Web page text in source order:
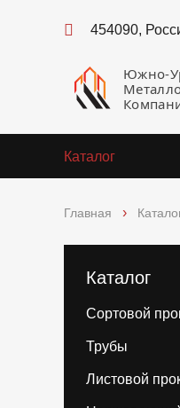
454090,
Южно-
Каталог
Главная
Каталог
Сортовой
Трубы
Листовой